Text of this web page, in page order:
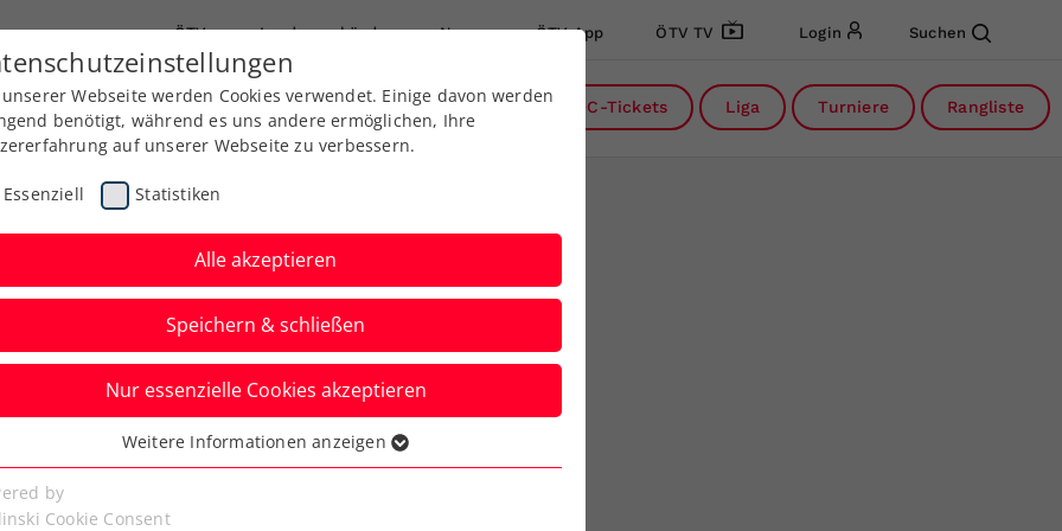
ÖTV Landesverbände News ÖTV App ÖTV TV Login Suchen
Ausbildung Services Über uns DC-Tickets Liga Turniere Rangliste
Dimitrov zu Gast
Webseite werden Cookies verwendet. Einige davon werden
benötigt, während es uns andere ermöglichen, Ihre
auf unserer Webseite zu verbessern.
Essenziell Statistiken
Alle akzeptieren
Speichern & schließen
Nur essenzielle Cookies akzeptieren
Cookies werden für grundlegende Funktionen der
benötigt. Dadurch ist gewährleistet, dass die Webseite
Weitere Informationen anzeigen
by
Cookie Consent